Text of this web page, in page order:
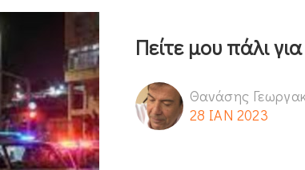
Πείτε μου πάλι
Θανάσης
28 ΙΑΝ 2023